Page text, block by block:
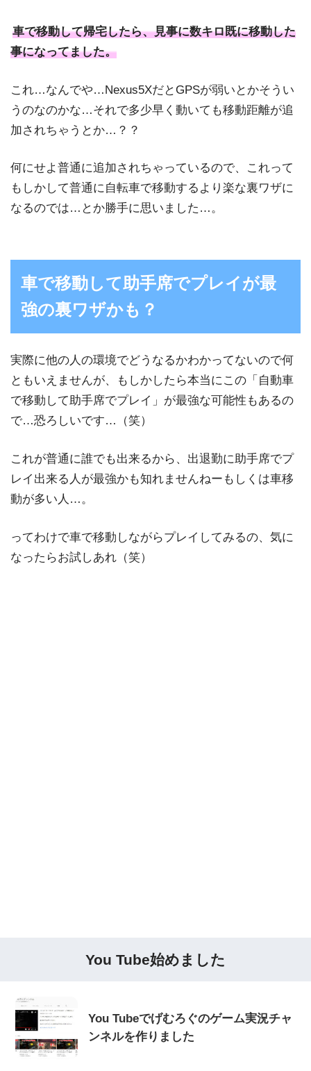
車で移動して帰宅したら、見事に数キロ既に移動した
事になってました。
これ…なんでや…Nexus5XだとGPSが弱いとかそうい
うのなのかな…それで多少早く動いても移動距離が追
加されちゃうとか…？？
何にせよ普通に追加されちゃっているので、これって
もしかして普通に自転車で移動するより楽な裏ワザに
なるのでは…とか勝手に思いました…。
車で移動して助手席でプレイが最
強の裏ワザかも？
実際に他の人の環境でどうなるかわかってないので何
ともいえませんが、もしかしたら本当にこの「自動車
で移動して助手席でプレイ」が最強な可能性もあるの
で…恐ろしいです…（笑）
これが普通に誰でも出来るから、出退勤に助手席でプ
レイ出来る人が最強かも知れませんねーもしくは車移
動が多い人…。
ってわけで車で移動しながらプレイしてみるの、気に
なったらお試しあれ（笑）
You Tube始めました
You Tubeでげむろぐのゲーム実況チャ
ンネルを作りました